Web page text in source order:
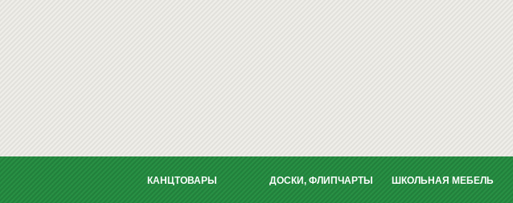
КАНЦТОВАРЫ ДОСКИ, ФЛИПЧАРТЫ ШКОЛЬНАЯ МЕБЕЛЬ